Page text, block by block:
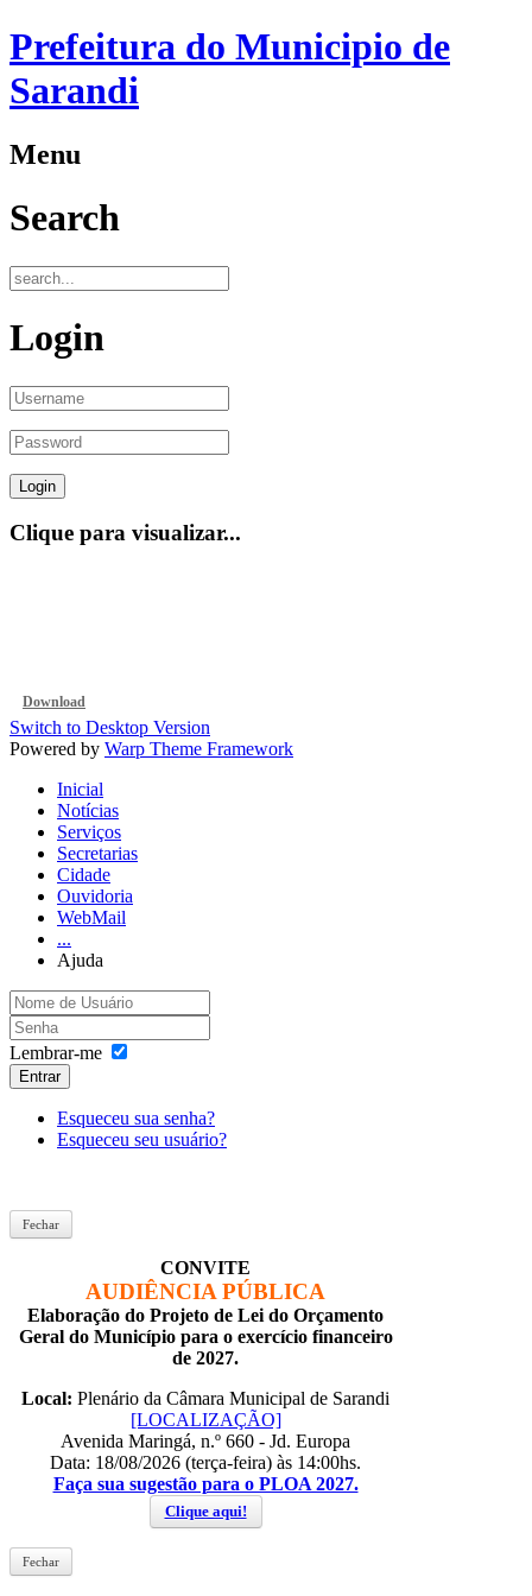
Prefeitura do Municipio de
Sarandi
Menu
Search
Login
Clique para visualizar...
Download
Switch to Desktop Version
Powered by Warp Theme Framework
Inicial
Notícias
Serviços
Secretarias
Cidade
Ouvidoria
WebMail
...
Ajuda
Lembrar-me
Entrar
Esqueceu sua senha?
Esqueceu seu usuário?
Fechar
CONVITE
AUDIÊNCIA PÚBLICA
Elaboração do Projeto de Lei do Orçamento
Geral do Município para o exercício financeiro
de 2027.
Local: Plenário da Câmara Municipal de Sarandi
[LOCALIZAÇÃO]
Avenida Maringá, n.º 660 - Jd. Europa
Data: 18/08/2026 (terça-feira) às 14:00hs.
Faça sua sugestão para o PLOA 2027.
Clique aqui!
Fechar